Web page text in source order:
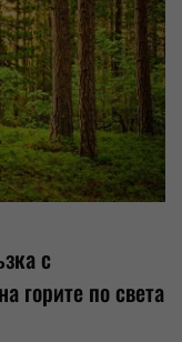
с
горите по света